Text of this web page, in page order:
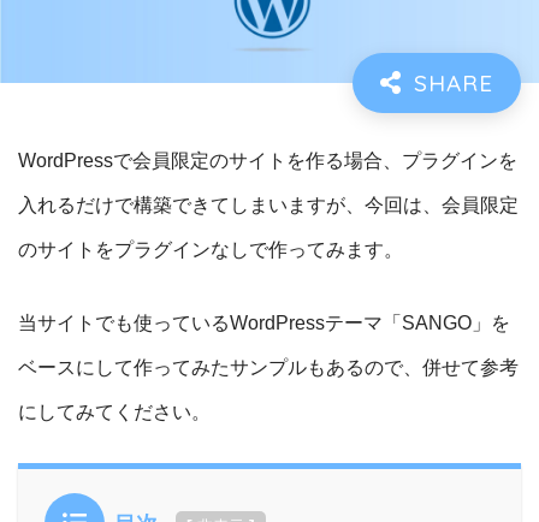
WordPressで会員限定のサイトを作る場合、プラグインを
入れるだけで構築できてしまいますが、今回は、 会員限定
のサイトをプラグインなしで作ってみます。
当サイトでも使っているWordPressテーマ「SANGO」を
ベースにして作ってみたサンプルもあるので、併せて参考
にしてみてください。